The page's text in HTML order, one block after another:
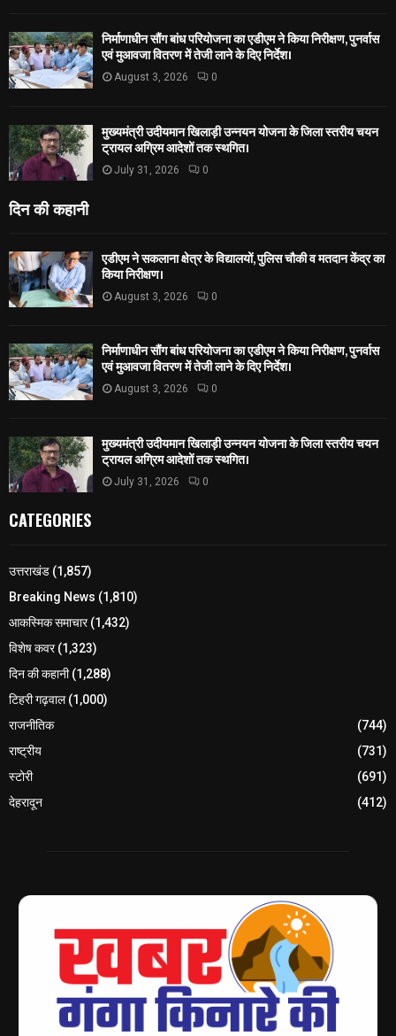
निर्माणाधीन सौंग बांध परियोजना का एडीएम ने किया निरीक्षण, पुनर्वास
एवं मुआवजा वितरण में तेजी लाने के दिए निर्देश।
August 3, 2026 0
मुख्यमंत्री उदीयमान खिलाड़ी उन्नयन योजना के जिला स्तरीय चयन
ट्रायल अग्रिम आदेशों तक स्थगित।
July 31, 2026 0
दिन की कहानी
एडीएम ने सकलाना क्षेत्र के विद्यालयों, पुलिस चौकी व मतदान केंद्र का
किया निरीक्षण।
August 3, 2026 0
निर्माणाधीन सौंग बांध परियोजना का एडीएम ने किया निरीक्षण, पुनर्वास
एवं मुआवजा वितरण में तेजी लाने के दिए निर्देश।
August 3, 2026 0
मुख्यमंत्री उदीयमान खिलाड़ी उन्नयन योजना के जिला स्तरीय चयन
ट्रायल अग्रिम आदेशों तक स्थगित।
July 31, 2026 0
CATEGORIES
उत्तराखंड (1,857)
Breaking News (1,810)
आकस्मिक समाचार(1,432)
विशेष कवर(1,323)
दिन की कहानी(1,288)
टिहरी गढ़वाल(1,000)
राजनीतिक
(744)
राष्ट्रीय
(731)
स्टोरी
(691)
देहरादून
(412)